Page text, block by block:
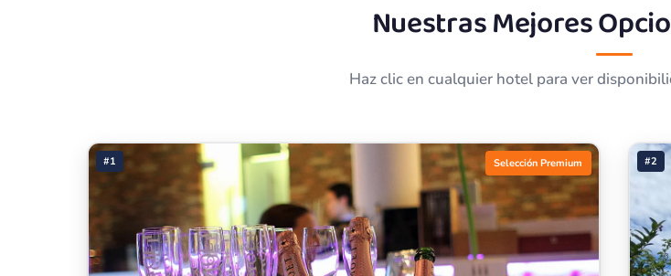
Nuestras Mejores
Haz clic en cualquier hotel para ver
#1 Selección Premium #2